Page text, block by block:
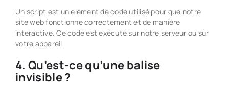
Un script est un élément de code utilisé pour que notre
site web fonctionne correctement et de manière
interactive. Ce code est exécuté sur notre serveur ou sur
votre appareil.
4. Qu’est-ce qu’une balise
invisible ?